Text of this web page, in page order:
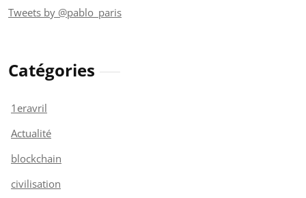
Tweets by @pablo_paris
Catégories
1eravril
Actualité
blockchain
civilisation